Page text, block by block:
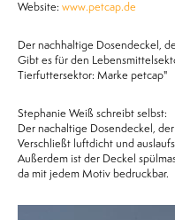
Website: www.petcap.de
Der nachhaltige Dosendeckel,
Gibt es für den
Tierfuttersektor: Marke petcap"
Stephanie Weiß schreibt selbst:
Der nachaltige Dosendeckel,
Verschließt luftdicht und
Außerdem ist der Deckel
da mit jedem Motiv bedruckbar.